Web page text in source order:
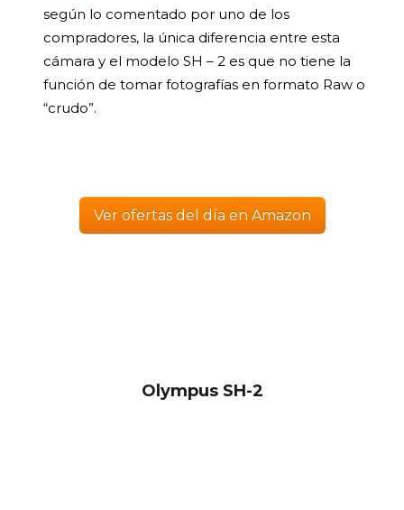
según lo comentado por uno de los
compradores, la única diferencia entre esta
cámara y el modelo SH – 2 es que no tiene la
función de tomar fotografías en formato Raw o
“crudo”.
Ver ofertas del día en Amazon
Olympus SH-2